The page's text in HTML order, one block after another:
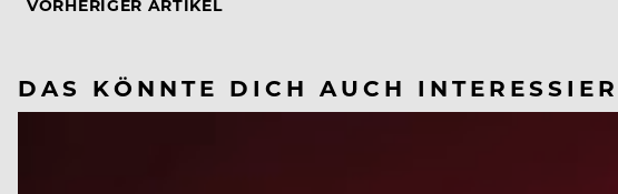
VORHERIGER ARTIKEL
DAS KÖNNTE DICH AUCH